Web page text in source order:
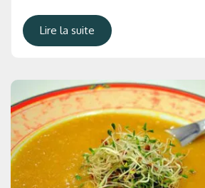
Lire la suite